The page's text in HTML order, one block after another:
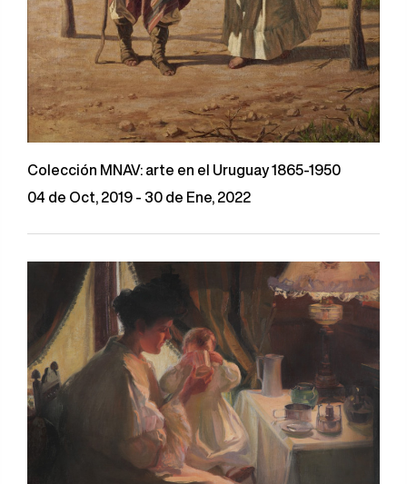
Colección MNAV: arte en el Uruguay 1865-1950
04 de Oct, 2019 - 30 de Ene, 2022